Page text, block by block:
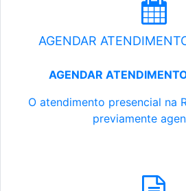
AGENDAR
AGENDAR
O atendimento presencial na
previamente